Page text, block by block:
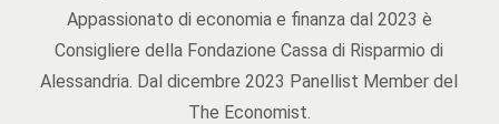
Appassionato di economia e finanza dal 2023 è
Consigliere della Fondazione Cassa di Risparmio di
Alessandria. Dal dicembre 2023 Panellist Member del
The Economist.